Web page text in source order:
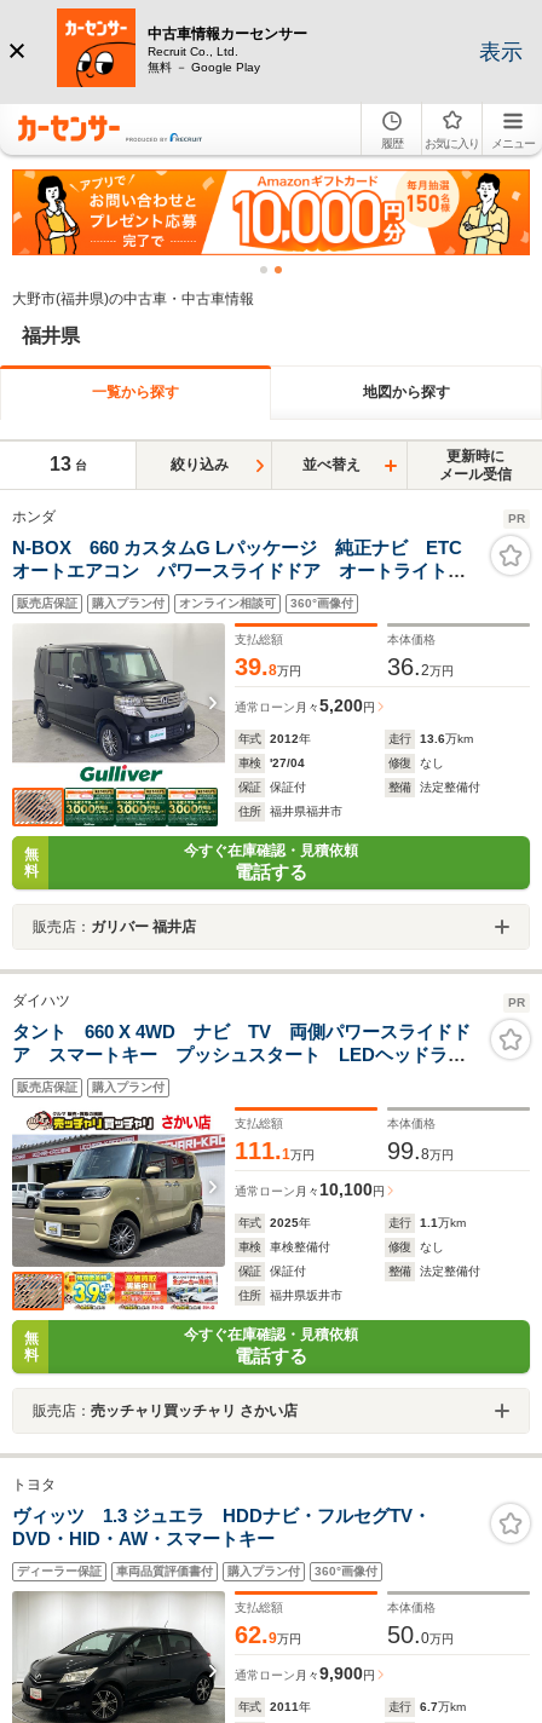
中古車情報カーセンサー
Recruit Co., Ltd.
無料 － Google Play
表示
履歴 お気に入り メニュー
大野市(福井県)の中古車・中古車情報
福井県
一覧から探す 地図から探す
13 台 絞り込み 並べ替え
更新時に
メール受信
ホンダ PR
N-BOX 660 カスタムG Lパッケージ 純正ナビ ETC
オートエアコン パワースライドドア オートライト
LEDヘッドライト プッシュスタート スマートキー
ステアリングスイッチ チップアップシート ドアバイ
販売店保証 購入プラン付 オンライン相談可 360°画像付
支払総額
39.8万円
本体価格
36.2万円
通常ローン 月々5,200円
年式 2012年 走行 13.6万km
車検
'27/04 修復
なし
保証
保証付 整備
法定整備付
住所
福井県福井市
無
料
今すぐ在庫確認・見積依頼
電話する
販売店： ガリバー 福井店
ダイハツ PR
タント 660 X 4WD ナビ TV 両側パワースライドド
ア スマートキー プッシュスタート LEDヘッドラン
プ スマートアシスト 4WD シートヒーター コー
ナーセンサー LEDヘッドライト 社外アルミホイー
ル 禁煙車 横滑り防止
販売店保証 購入プラン付
支払総額
111.1万円
本体価格
99.8万円
通常ローン 月々10,100円
年式 2025年 走行 1.1万km
車検
車検整備付 修復
なし
保証
保証付 整備
法定整備付
住所
福井県坂井市
無
料
今すぐ在庫確認・見積依頼
電話する
販売店： 売ッチャリ買ッチャリ さかい店
トヨタ
ヴィッツ 1.3 ジュエラ HDDナビ・フルセグTV・
DVD・HID・AW・スマートキー
ディーラー保証 車両品質評価書付 購入プラン付 360°画像付
支払総額
62.9万円
本体価格
50.0万円
通常ローン 月々9,900円
年式 2011年 走行 6.7万km